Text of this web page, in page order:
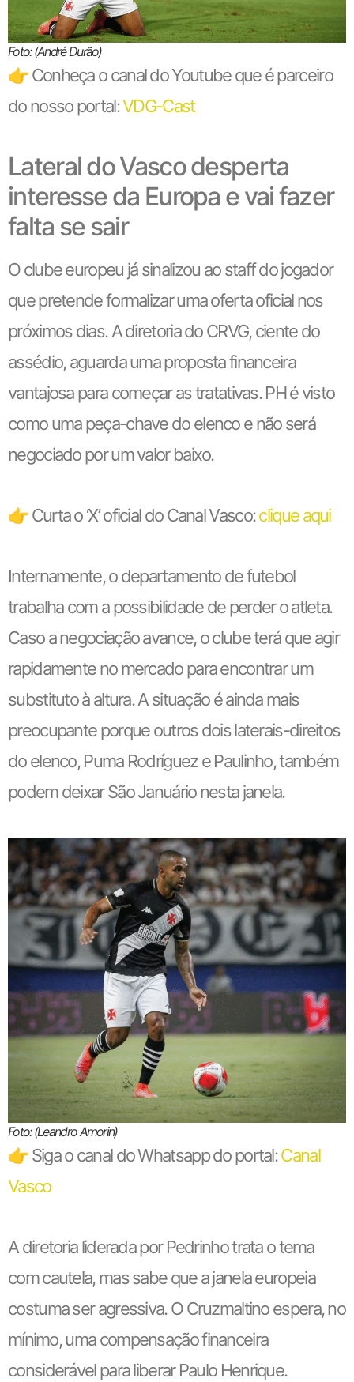
Foto: (André Durão)
👉 Conheça o canal do Youtube que é parceiro
do nosso portal:VDG-Cast
Lateral do Vasco desperta
interesse da Europa e vai fazer
falta se sair
O clube europeu já sinalizou ao staff do jogador
que pretende formalizar uma oferta oficial nos
próximos dias. A diretoria do CRVG, ciente do
assédio, aguarda uma proposta financeira
vantajosa para começar as tratativas. PH é visto
como uma peça-chave do elenco e não será
negociado por um valor baixo.
👉 Curta o ‘X’ oficial do Canal Vasco:clique aqui
Internamente, o departamento de futebol
trabalha com a possibilidade de perder o atleta.
Caso a negociação avance, o clube terá que agir
rapidamente no mercado para encontrar um
substituto à altura. A situação é ainda mais
preocupante porque outros dois laterais-direitos
do elenco, Puma Rodríguez e Paulinho, também
podem deixar São Januário nesta janela.
Foto: (Leandro Amorin)
👉 Siga o canal do Whatsapp do portal:Canal
Vasco
A diretoria liderada por Pedrinho trata o tema
com cautela, mas sabe que a janela europeia
costuma ser agressiva. O Cruzmaltino espera, no
mínimo, uma compensação financeira
considerável para liberar Paulo Henrique.